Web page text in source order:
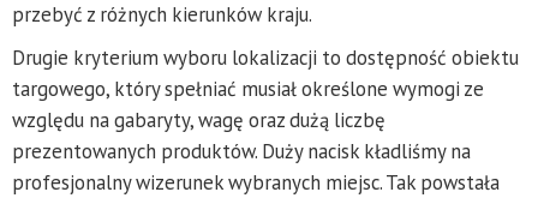
przebyć z różnych kierunków kraju.
Drugie kryterium wyboru lokalizacji to dostępność obiektu
targowego, który spełniać musiał określone wymogi ze
względu na gabaryty, wagę oraz dużą liczbę
prezentowanych produktów. Duży nacisk kładliśmy na
profesjonalny wizerunek wybranych miejsc. Tak powstała